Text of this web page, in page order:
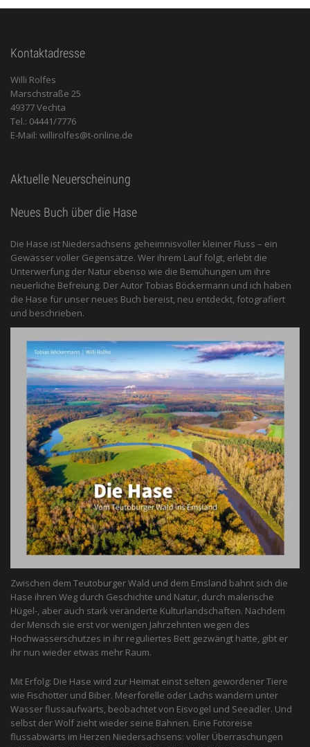
Kontaktadresse
Willi Rolfes
Marschstraße 25
49377 Vechta
Tel.: 04441/7776
E-Mail: willirolfes@t-online.de
Aktuelle Neuerscheinung
Neues Buch über die Hase
Die Hase ist Niedersachsens geheimnisvoller kleiner Fluss – ein
Gewässer voller Gegensätze. Wer ihrem Lauf folgt, erlebt die
Unterwerfung der Natur ebenso wie die Bemühungen um ihre
neuerliche Befreiung. Der Autor Tobias Böckermann und ich haben
die Hase für unser neues Buch bereist, neu entdeckt, fotografiert
und beschrieben.
Zwischen dem Teutoburger Wald und dem Emsland bahnt sich die
Hase ihren Weg durch Geschichte und Natur, durch malerische
Hügel-, aber auch stark veränderte Kulturlandschaften. Nachdem
der Mensch sie erst vor wenigen Jahrzehnten wegen des
Hochwasserschutzes in ihr reguliertes Bett gezwängt hatte, gibt er
ihr nun wieder etwas mehr Raum.
Mit Erfolg: Die Hase wird zur Heimat einst selten gewordener Tiere
wie Fischotter und Biber. Meerforelle oder Lachs wandern unter
Wasser flussaufwärts, beobachtet von Eis­vogel und See­adler. Und
selbst der Wolf zieht wieder seine Bahnen. Eine Fotoreise
flussabwärts im Herzen Niedersachsens: voller Überraschungen